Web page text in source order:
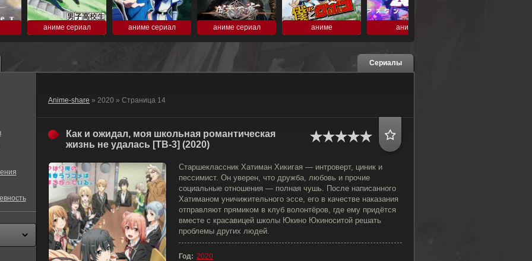
аниме сериал аниме сериал аниме сериал аниме аниме
Сериалы
Anime-share » 2020 » Страница 14
Как и ожидал, моя школьная романтическая
жизнь не удалась [ТВ-3] (2020)
Старшеклассник Хатиман Хикигая — интроверт, циник и
пессимист. Он уверен, что дружба, любовь и прочие
социальные отношения — полная чушь. После написанного
Хатиманом уничижительного эссе, его в качестве наказания
отправляют прямиком в клуб волонтёров, где ему придётся
вместе с красавицей школы Юкино Юкиноситой решать
проблемы других людей.
Год: 2020